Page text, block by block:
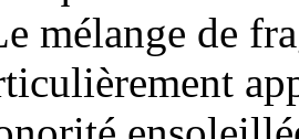
mélange de